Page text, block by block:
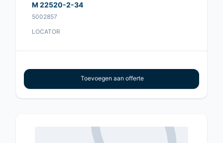
M 22520-2-34
5002857
LOCATOR
Toevoegen aan offerte